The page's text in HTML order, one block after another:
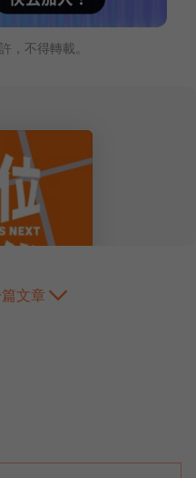
，不得轉載。
文章